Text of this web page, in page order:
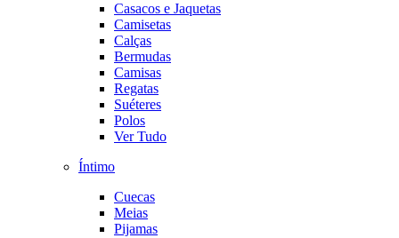
Casacos e Jaquetas
Camisetas
Calças
Bermudas
Camisas
Regatas
Suéteres
Polos
Ver Tudo
Íntimo
Cuecas
Meias
Pijamas